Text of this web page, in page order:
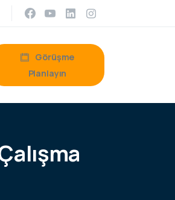
Görüşme
Planlayın